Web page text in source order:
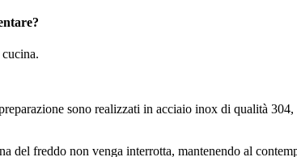
sono realizzati in acciaio inox di qualità
freddo non venga interrotta, mantenendo al